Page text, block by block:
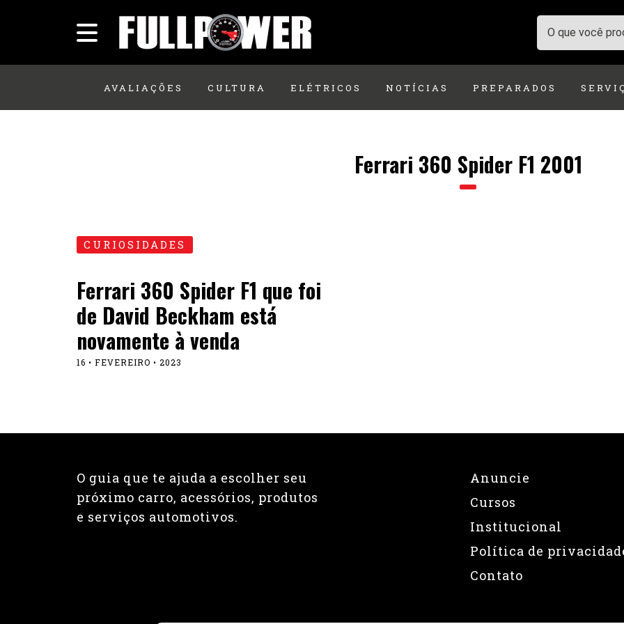
AVALIAÇÕES CULTURA ELÉTRICOS NOTÍCIAS PREPARADOS
Ferrari 360 Spider F1 2001
CURIOSIDADES
Ferrari 360 Spider F1 que foi
de David Beckham está
novamente à venda
16 • FEVEREIRO • 2023
O guia que te ajuda a escolher seu
próximo carro, acessórios, produtos
e serviços automotivos.
Anuncie
Cursos
Institucional
Política de
Contato